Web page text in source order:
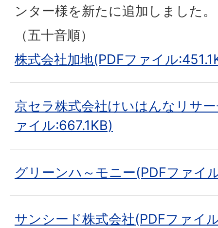
ンター様を新たに追加しました。
（五十音順）
株式会社加地(PDFファイル
京セラ株式会社けいはんなリサ
ァイル:667.1KB)
グリーンハ～モニー(PDFファイ
サンシード株式会社(PDFファイ